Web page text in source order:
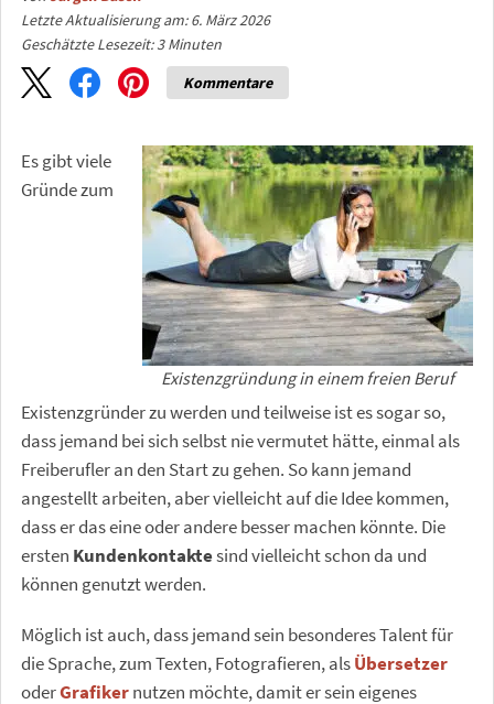
Letzte Aktualisierung am: 6. März 2026
Geschätzte Lesezeit:3 Minuten
Kommentare
Existenzgründung in einem freien Beruf
Es gibt viele
Gründe zum
Existenzgründer zu werden und teilweise ist es sogar so,
dass jemand bei sich selbst nie vermutet hätte, einmal als
Freiberufler an den Start zu gehen. So kann jemand
angestellt arbeiten, aber vielleicht auf die Idee kommen,
dass er das eine oder andere besser machen könnte. Die
ersten Kundenkontaktesind vielleicht schon da und
können genutzt werden.
Möglich ist auch, dass jemand sein besonderes Talent für
die Sprache, zum Texten, Fotografieren, alsÜbersetzer
oderGrafikernutzen möchte, damit er sein eigenes